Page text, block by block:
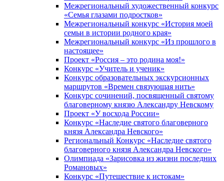
Межрегиональный художественный конкурс
«Семья глазами подростков»
Межрегиональный конкурс «История моей
семьи в истории родного края»
Межрегиональный конкурс «Из прошлого в
настоящее»
Проект «Россия – это родина моя!»
Конкурс «Учитель и ученик»
Конкурс образовательных экскурсионных
маршрутов «Времен связующая нить»
Конкурс сочинений, посвященный святому
благоверному князю Александру Невскому
Проект «У восхода России»
Конкурс «Наследие святого благоверного
князя Александра Невского»
Региональный Конкурс «Наследие святого
благоверного князя Александра Невского»
Олимпиада «Зарисовка из жизни последних
Романовых»
Конкурс «Путешествие к истокам»